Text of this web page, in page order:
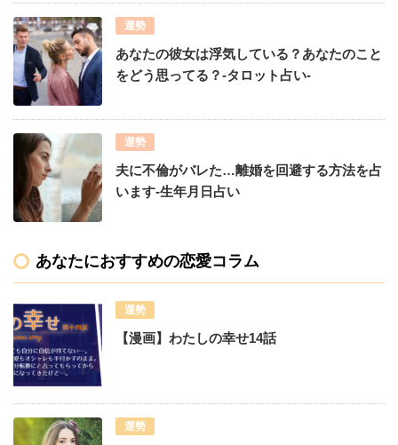
運勢
あなたの彼女は浮気している？あなたのこと
をどう思ってる？-タロット占い-
運勢
夫に不倫がバレた…離婚を回避する方法を占
います-生年月日占い
あなたにおすすめの恋愛コラム
運勢
【漫画】わたしの幸せ14話
運勢